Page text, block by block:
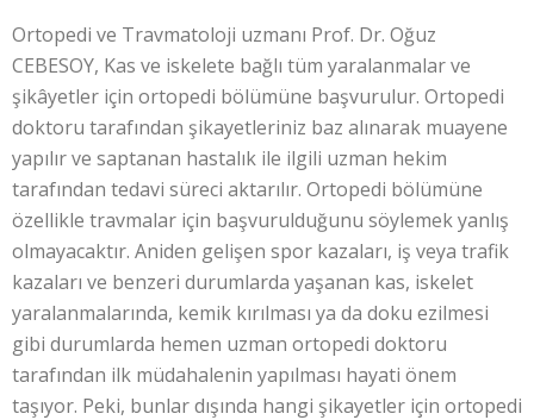
Ortopedi ve Travmatoloji uzmanı Prof. Dr. Oğuz
CEBESOY, Kas ve iskelete bağlı tüm yaralanmalar ve
şikâyetler için ortopedi bölümüne başvurulur. Ortopedi
doktoru tarafından şikayetleriniz baz alınarak muayene
yapılır ve saptanan hastalık ile ilgili uzman hekim
tarafından tedavi süreci aktarılır. Ortopedi bölümüne
özellikle travmalar için başvurulduğunu söylemek yanlış
olmayacaktır. Aniden gelişen spor kazaları, iş veya trafik
kazaları ve benzeri durumlarda yaşanan kas, iskelet
yaralanmalarında, kemik kırılması ya da doku ezilmesi
gibi durumlarda hemen uzman ortopedi doktoru
tarafından ilk müdahalenin yapılması hayati önem
taşıyor. Peki, bunlar dışında hangi şikayetler için ortopedi